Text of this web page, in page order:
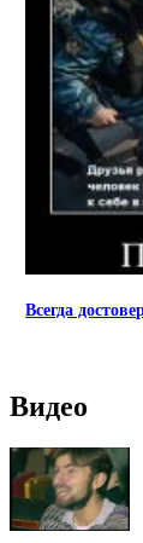
Всегда
Видео